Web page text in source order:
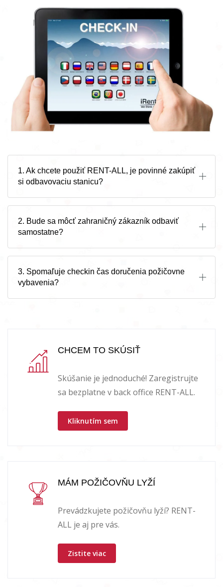
1. Ak chcete použiť RENT-ALL, je povinné zakúpiť
si odbavovaciu stanicu?
2. Bude sa môcť zahraničný zákazník odbaviť
samostatne?
3. Spomaľuje checkin čas doručenia požičovne
vybavenia?
CHCEM TO SKÚSIŤ
Skúšanie je jednoduché! Zaregistrujte
sa bezplatne v back office RENT-ALL.
Kliknutím sem
MÁM POŽIČOVŇU LYŽÍ
Prevádzkujete požičovňu lyží? RENT-
ALL je aj pre vás.
Zistite viac